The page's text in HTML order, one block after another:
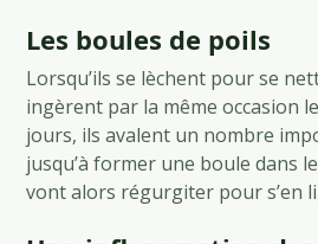
Les boules de poils
Lorsqu’ils se lèchent pour se
ingèrent par la même occasion
jours, ils avalent un nombre
jusqu’à former une boule dans
vont alors régurgiter pour s’en